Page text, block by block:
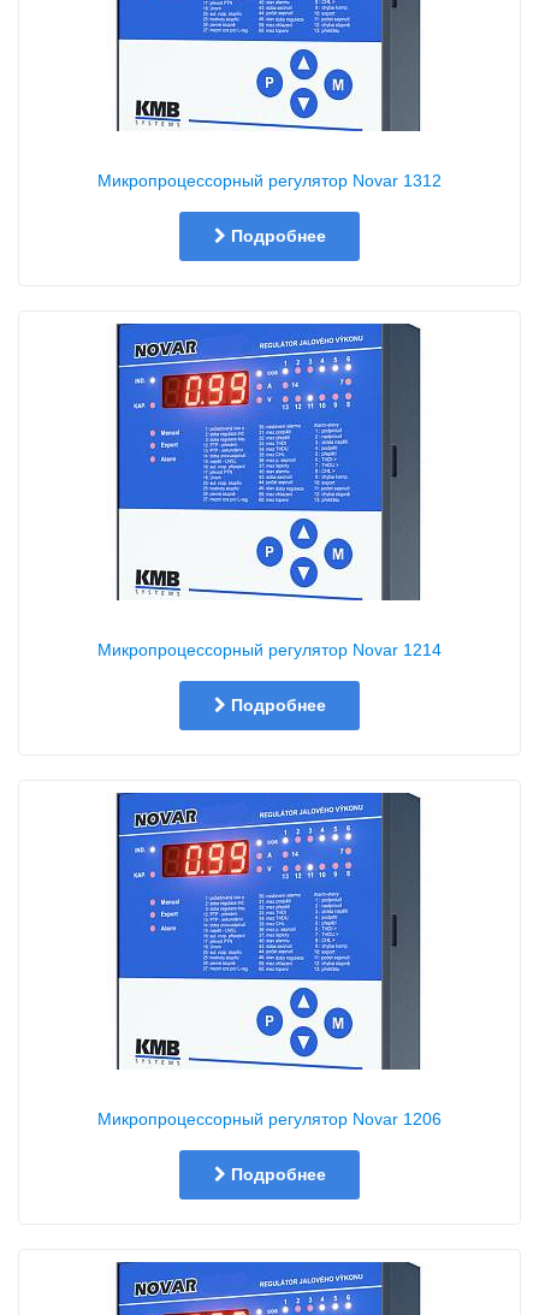
Микропроцессорный регулятор Novar 1312
Подробнее
Микропроцессорный регулятор Novar 1214
Подробнее
Микропроцессорный регулятор Novar 1206
Подробнее